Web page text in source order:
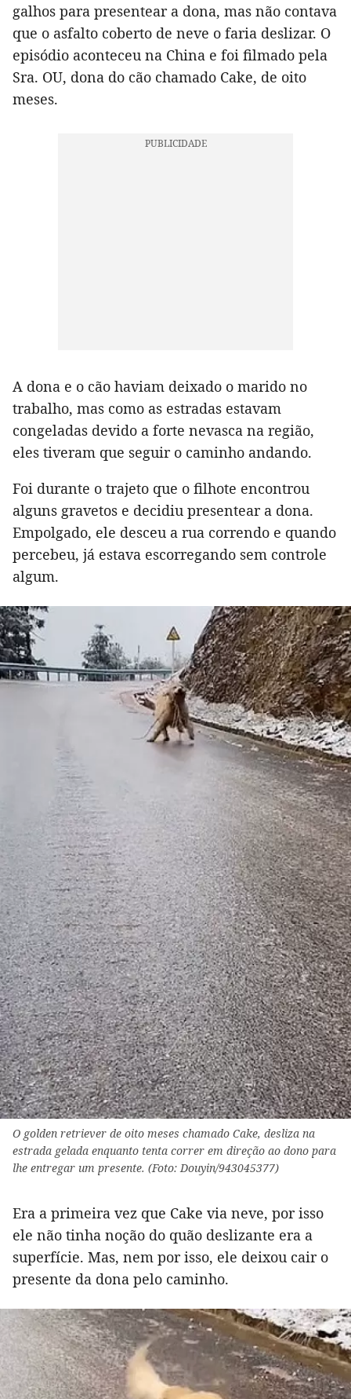
galhos para presentear a dona, mas não contava
que o asfalto coberto de neve o faria deslizar. O
episódio aconteceu na China e foi filmado pela
Sra. OU, dona do cão chamado Cake, de oito
meses.
A dona e o cão haviam deixado o marido no
trabalho, mas como as estradas estavam
congeladas devido a forte nevasca na região,
eles tiveram que seguir o caminho andando.
Foi durante o trajeto que o filhote encontrou
alguns gravetos e decidiu presentear a dona.
Empolgado, ele desceu a rua correndo e quando
percebeu, já estava escorregando sem controle
algum.
O golden retriever de oito meses chamado Cake, desliza na
estrada gelada enquanto tenta correr em direção ao dono para
lhe entregar um presente. (Foto: Douyin/943045377)
Era a primeira vez que Cake via neve, por isso
ele não tinha noção do quão deslizante era a
superfície. Mas, nem por isso, ele deixou cair o
presente da dona pelo caminho.